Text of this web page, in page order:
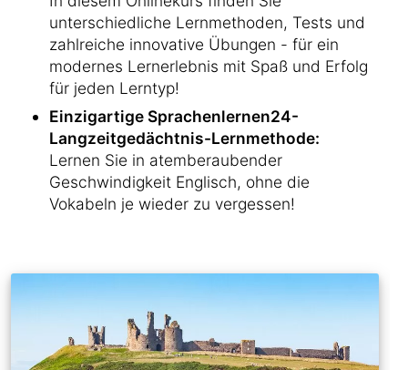
unterschiedliche Lernmethoden, Tests und
zahlreiche innovative Übungen - für ein
modernes Lernerlebnis mit Spaß und Erfolg
für jeden Lerntyp!
Einzigartige Sprachenlernen24-
Langzeitgedächtnis-Lernmethode:
Lernen Sie in atemberaubender
Geschwindigkeit Englisch, ohne die
Vokabeln je wieder zu vergessen!